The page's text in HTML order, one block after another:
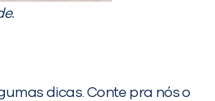
dicas. Conte pra nós o